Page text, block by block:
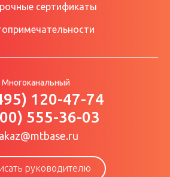
сертификаты
Многоканальный
120-47-74
555-36-03
руководителю